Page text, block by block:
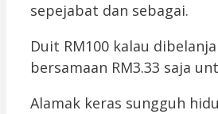
sepejabat dan sebagai.
Duit RM100 kalau
bersamaan RM3.33 saja
Alamak keras sungguh